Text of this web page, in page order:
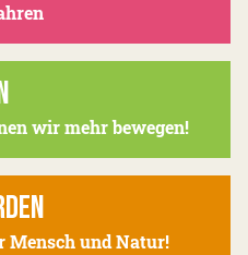
wir mehr bewegen!
Mensch und Natur!